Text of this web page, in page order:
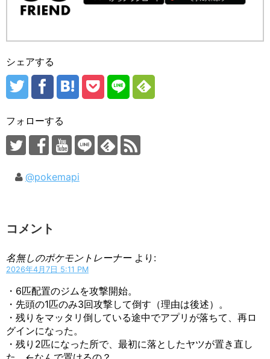
シェアする
フォローする
@pokemapi
コメント
名無しのポケモントレーナー より:
2026年4月7日 5:11 PM
・6匹配置のジムを攻撃開始。
・先頭の1匹のみ3回攻撃して倒す（理由は後述）。
・残りをマッタリ倒している途中でアプリが落ちて、再ロ
グインになった。
・残り2匹になった所で、最初に落としたヤツが置き直し